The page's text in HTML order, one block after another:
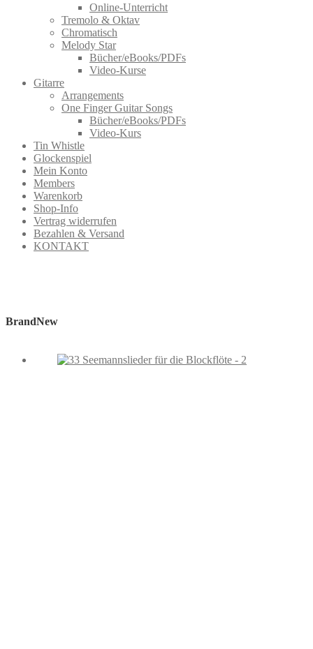
Online-Unterricht
Tremolo & Oktav
Chromatisch
Melody Star
Bücher/eBooks/PDFs
Video-Kurse
Gitarre
Arrangements
One Finger Guitar Songs
Bücher/eBooks/PDFs
Video-Kurs
Tin Whistle
Glockenspiel
Mein Konto
Members
Warenkorb
Shop-Info
Vertrag widerrufen
Bezahlen & Versand
KONTAKT
BrandNew